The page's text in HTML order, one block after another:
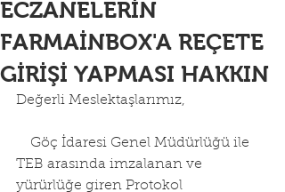
ECZANELERİN
FARMAİNBOX'A REÇETE
GİRİŞİ YAPMASI HAKKIN
Değerli Meslektaşlarımız,
TEB arasında imzalanan ve
yürürlüğe giren Protokol